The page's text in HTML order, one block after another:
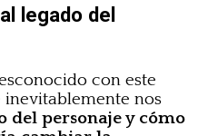
legado del
con este
nos
del personaje y cómo